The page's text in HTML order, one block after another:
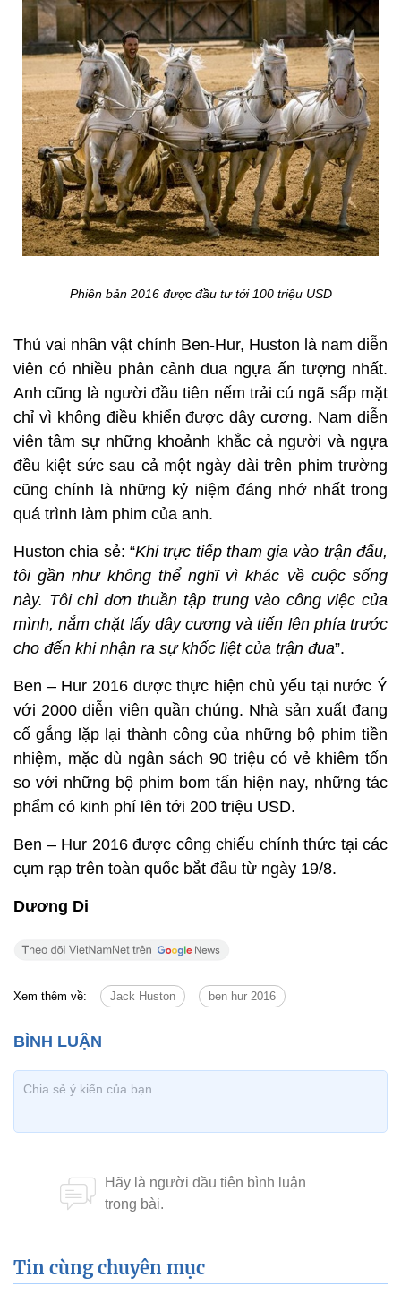
Phiên bản 2016 được đầu tư tới 100 triệu USD
Thủ vai nhân vật chính Ben-Hur, Huston là nam diễn
viên có nhiều phân cảnh đua ngựa ấn tượng nhất.
Anh cũng là người đầu tiên nếm trải cú ngã sấp mặt
chỉ vì không điều khiển được dây cương. Nam diễn
viên tâm sự những khoảnh khắc cả người và ngựa
đều kiệt sức sau cả một ngày dài trên phim trường
cũng chính là những kỷ niệm đáng nhớ nhất trong
quá trình làm phim của anh.
Huston chia sẻ: “Khi trực tiếp tham gia vào trận đấu,
tôi gần như không thể nghĩ vì khác về cuộc sống
này. Tôi chỉ đơn thuần tập trung vào công việc của
mình, nắm chặt lấy dây cương và tiến lên phía trước
cho đến khi nhận ra sự khốc liệt của trận đua”.
Ben – Hur 2016 được thực hiện chủ yếu tại nước Ý
với 2000 diễn viên quần chúng. Nhà sản xuất đang
cố gắng lặp lại thành công của những bộ phim tiền
nhiệm, mặc dù ngân sách 90 triệu có vẻ khiêm tốn
so với những bộ phim bom tấn hiện nay, những tác
phẩm có kinh phí lên tới 200 triệu USD.
Ben – Hur 2016 được công chiếu chính thức tại các
cụm rạp trên toàn quốc bắt đầu từ ngày 19/8.
Dương Di
Xem thêm về: Jack Huston ben hur 2016
Tin cùng chuyên mục